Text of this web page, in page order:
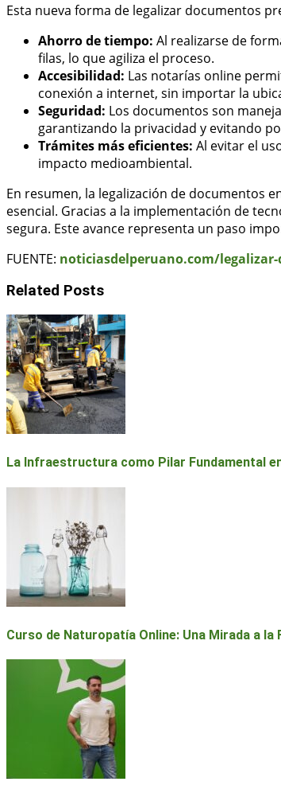
Esta nueva forma de legalizar documentos
Ahorro de tiempo: Al realizarse de
filas, lo que agiliza el proceso.
Accesibilidad: Las notarías online
conexión a internet, sin importar la
Seguridad: Los documentos son
garantizando la privacidad y evitando
Trámites más eficientes: Al evitar el
impacto medioambiental.
En resumen, la legalización de documentos
esencial. Gracias a la implementación de
segura. Este avance representa un paso
FUENTE: noticiasdelperuano.com/legalizar-
Related Posts
La Infraestructura como Pilar Fundamental
Curso de Naturopatía Online: Una Mirada a